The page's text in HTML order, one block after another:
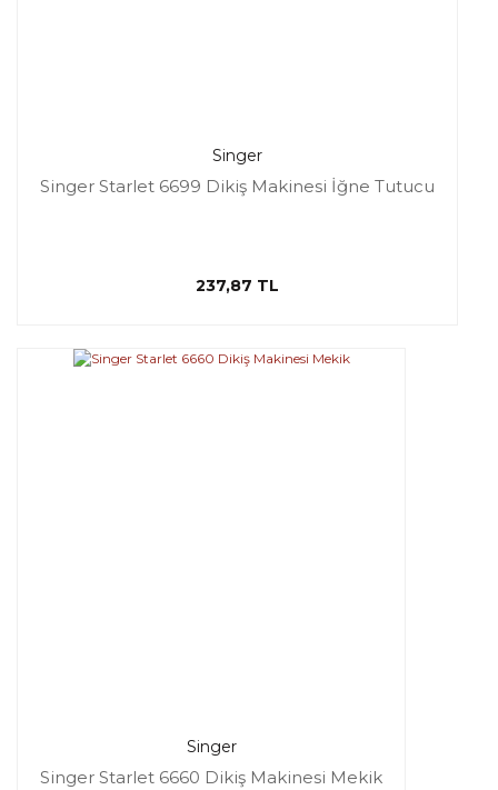
Singer
Singer Starlet 6699 Dikiş Makinesi İğne Tutucu
237,87 TL
Singer
Singer Starlet 6660 Dikiş Makinesi Mekik